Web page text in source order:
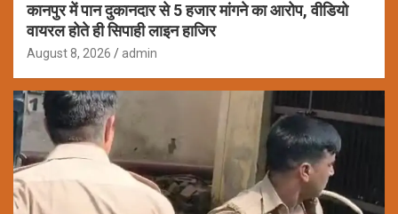
कानपुर में पान दुकानदार से 5 हजार मांगने का आरोप, वीडियो
वायरल होते ही सिपाही लाइन हाजिर
August 8, 2026 admin